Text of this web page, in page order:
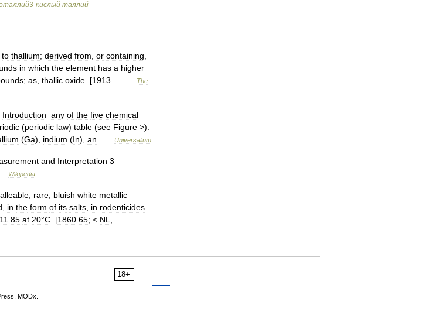
-кислый таллий
to thallium; derived from or containing
in which the element has a higher
; as thallic oxide . [1913
The
Introduction any of the five chemical
(periodic law) table (see Figure >).
(Ga), indium (In), an Universalium
and Interpretation 3
Wikipedia
rare bluish white metallic
in the form of its salts in rodenticides
11 85 at 20°C . [1860 65; < NL
18+
MODx.